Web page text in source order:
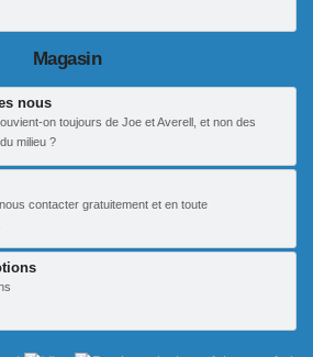
Magasin
nous
on toujours de Joe et Averell, et non des
milieu ?
contacter gratuitement et en toute